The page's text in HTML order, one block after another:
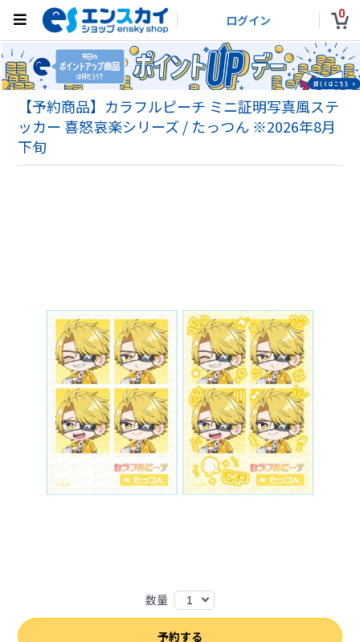
ログイン 0
【予約商品】カラフルピーチ ミニ証明写真風ステ
ッカー 喜怒哀楽シリーズ / たっつん ※2026年8月
下旬
数量 1
予約する